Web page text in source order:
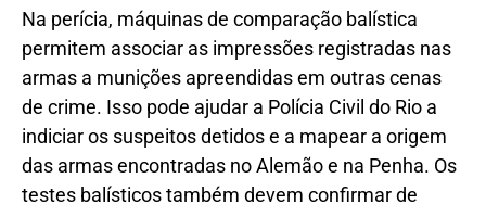
Na perícia, máquinas de comparação balística
permitem associar as impressões registradas nas
armas a munições apreendidas em outras cenas
de crime. Isso pode ajudar a Polícia Civil do Rio a
indiciar os suspeitos detidos e a mapear a origem
das armas encontradas no Alemão e na Penha. Os
testes balísticos também devem confirmar de